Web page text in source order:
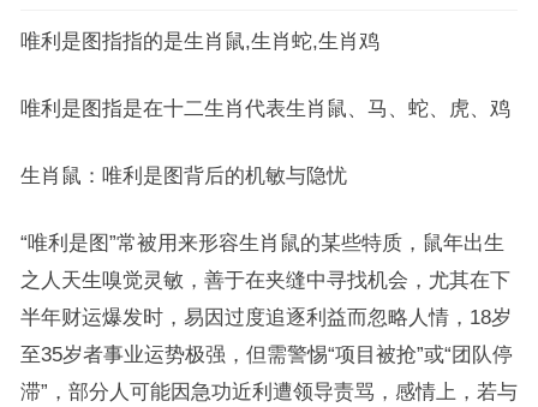
唯利是图指指的是生肖鼠,生肖蛇,生肖鸡
唯利是图指是在十二生肖代表生肖鼠、马、蛇、虎、鸡
生肖鼠：唯利是图背后的机敏与隐忧
“唯利是图”常被用来形容生肖鼠的某些特质，鼠年出生
之人天生嗅觉灵敏，善于在夹缝中寻找机会，尤其在下
半年财运爆发时，易因过度追逐利益而忽略人情，18岁
至35岁者事业运势极强，但需警惕“项目被抢”或“团队停
滞”，部分人可能因急功近利遭领导责骂，感情上，若与